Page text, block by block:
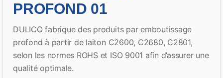
PROFOND 01
DULICO fabrique des produits par emboutissage
profond à partir de laiton C2600, C2680, C2801,
selon les normes ROHS et ISO 9001 afin d’assurer une
qualité optimale.